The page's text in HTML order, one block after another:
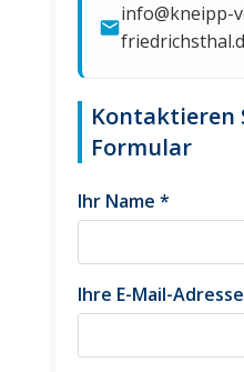
info@kneipp-
Kontaktieren
Formular
Ihr Name *
Ihre E-Mail-